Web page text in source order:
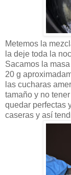
Metemos la
la deje toda la
Sacamos la
20 g
las cucharas
tamaño y no
quedar perfectas
caseras y así